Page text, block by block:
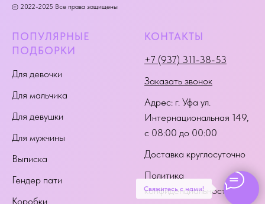
Свяжитесь с нами!
© 2022-2025 Все права защищены
ПОПУЛЯРНЫЕ
ПОДБОРКИ
Для девочки
Для мальчика
Для девушки
Для мужчины
Выписка
Гендер пати
Коробки
КОНТАКТЫ
+7 (937) 311-38-53
Заказать звонок
Адрес: г. Уфа ул.
Интернациональная 149,
с 08:00 до 00:00
Доставка круглосуточно
Политика
конфиденциальности